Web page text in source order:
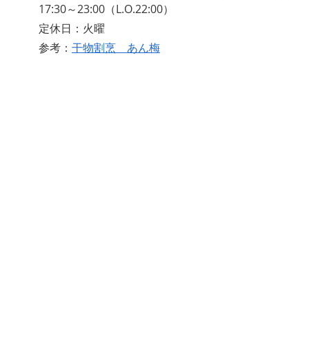
17:30～23:00（L.O.22:00）
定休日：火曜
参考： 干物割烹 あん梅